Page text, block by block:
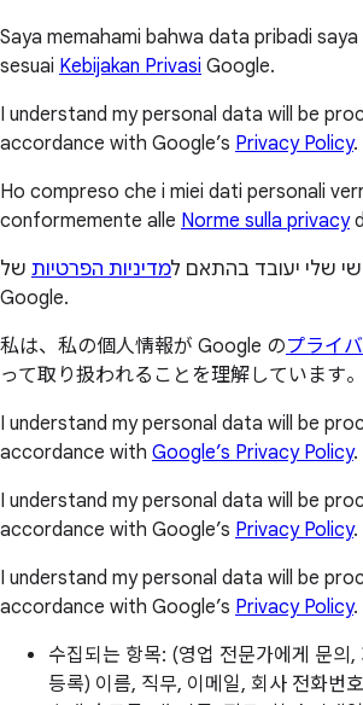
Saya memahami bahwa data pribadi
sesuai Kebijakan Privasi Google.
I understand my personal data will be
accordance with Google’s Privacy Policy.
Ho compreso che i miei dati personali
conformemente alle Norme sulla privacy
שלי יעובד בהתאם למדיניות הפרטיות של
Google.
私は、私の個人情報が Google のプライ
って取り扱われることを理解しています。
I understand my personal data will be
accordance with Google’s Privacy Policy.
I understand my personal data will be
accordance with Google’s Privacy Policy.
I understand my personal data will be
accordance with Google’s Privacy Policy.
수집되는 항목: (영업 전문가에게 문의
등록) 이름, 직무, 이메일, 회사 전화번